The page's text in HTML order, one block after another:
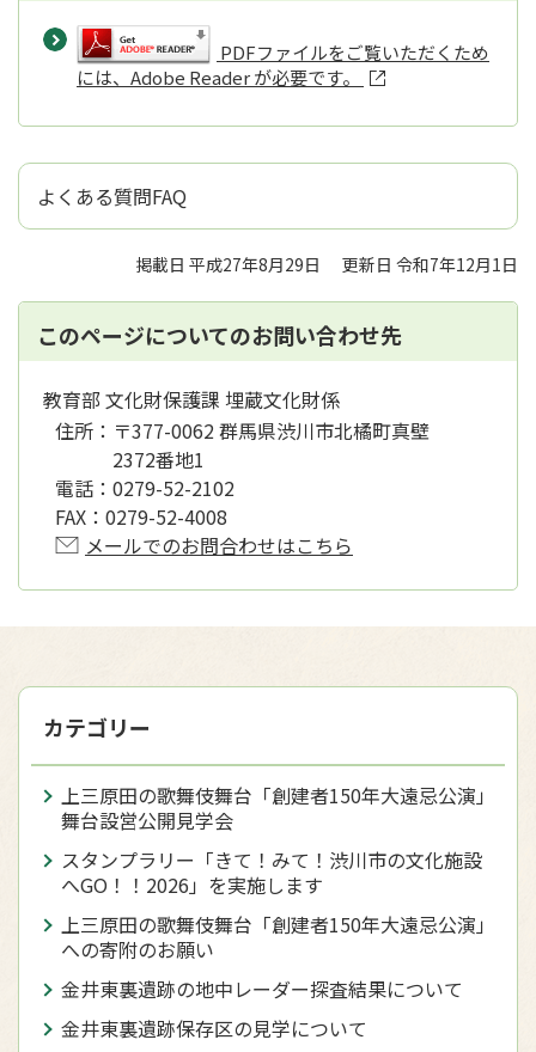
PDFファイルをご覧いただくため
には、Adobe Reader が必要です。
よくある質問FAQ
掲載日 平成27年8月29日 更新日 令和7年12月1日
このページについてのお問い合わせ先
教育部 文化財保護課 埋蔵文化財係
住所： 〒377-0062 群馬県渋川市北橘町真壁
2372番地1
電話： 0279-52-2102
FAX： 0279-52-4008
メールでのお問合わせはこちら
カテゴリー
上三原田の歌舞伎舞台「創建者150年大遠忌公演」
舞台設営公開見学会
スタンプラリー「きて！みて！渋川市の文化施設
へGO！！2026」を実施します
上三原田の歌舞伎舞台「創建者150年大遠忌公演」
への寄附のお願い
金井東裏遺跡の地中レーダー探査結果について
金井東裏遺跡保存区の見学について